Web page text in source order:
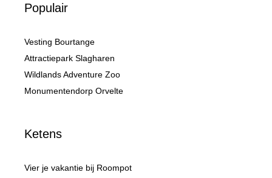
Populair
Vesting Bourtange
Attractiepark Slagharen
Wildlands Adventure Zoo
Monumentendorp Orvelte
Ketens
Vier je vakantie bij Roompot